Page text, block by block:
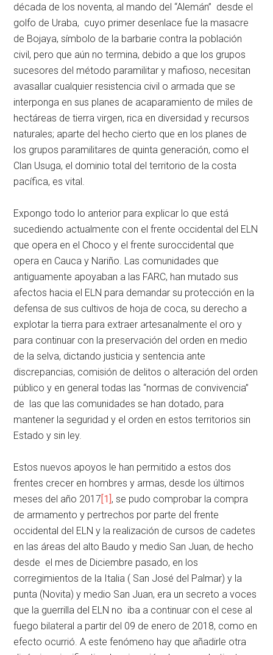
década de los noventa, al mando del “Alemán” desde el
golfo de Uraba, cuyo primer desenlace fue la masacre
de Bojaya, símbolo de la barbarie contra la población
civil, pero que aún no termina, debido a que los grupos
sucesores del método paramilitar y mafioso, necesitan
avasallar cualquier resistencia civil o armada que se
interponga en sus planes de acaparamiento de miles de
hectáreas de tierra virgen, rica en diversidad y recursos
naturales; aparte del hecho cierto que en los planes de
los grupos paramilitares de quinta generación, como el
Clan Usuga, el dominio total del territorio de la costa
pacífica, es vital.
Expongo todo lo anterior para explicar lo que está
sucediendo actualmente con el frente occidental del ELN
que opera en el Choco y el frente suroccidental que
opera en Cauca y Nariño. Las comunidades que
antiguamente apoyaban a las FARC, han mutado sus
afectos hacia el ELN para demandar su protección en la
defensa de sus cultivos de hoja de coca, su derecho a
explotar la tierra para extraer artesanalmente el oro y
para continuar con la preservación del orden en medio
de la selva, dictando justicia y sentencia ante
discrepancias, comisión de delitos o alteración del orden
público y en general todas las “normas de convivencia”
de las que las comunidades se han dotado, para
mantener la seguridad y el orden en estos territorios sin
Estado y sin ley.
Estos nuevos apoyos le han permitido a estos dos
frentes crecer en hombres y armas, desde los últimos
meses del año 2017[1], se pudo comprobar la compra
de armamento y pertrechos por parte del frente
occidental del ELN y la realización de cursos de cadetes
en las áreas del alto Baudo y medio San Juan, de hecho
desde el mes de Diciembre pasado, en los
corregimientos de la Italia ( San José del Palmar) y la
punta (Novita) y medio San Juan, era un secreto a voces
que la guerrilla del ELN no iba a continuar con el cese al
fuego bilateral a partir del 09 de enero de 2018, como en
efecto ocurrió. A este fenómeno hay que añadirle otra